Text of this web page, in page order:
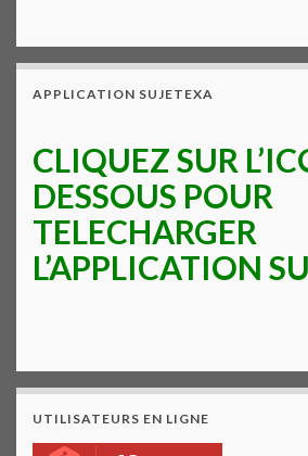
APPLICATION SUJETEXA
CLIQUEZ SUR
DESSOUS POUR
TELECHARGER
L’APPLICATION
UTILISATEURS EN LIGNE